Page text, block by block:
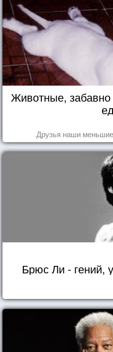
Животные,
Друзья наши
Брюс Ли - гений,